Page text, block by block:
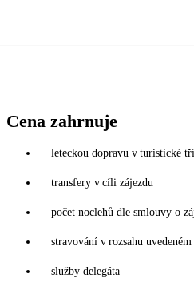
Cena zahrnuje
leteckou dopravu v turistické
transfery v cíli zájezdu
počet noclehů dle smlouvy o
stravování v rozsahu
služby delegáta